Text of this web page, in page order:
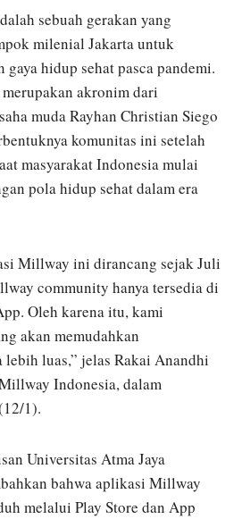
sebuah gerakan yang
milenial Jakarta untuk
hidup sehat pasca pandemi.
akronim dari
muda Rayhan Christian Siego
komunitas ini setelah
masyarakat Indonesia mulai
pola hidup sehat dalam era
Millway ini dirancang sejak Juli
community hanya tersedia di
Oleh karena itu, kami
akan memudahkan
lebih luas,” jelas Rakai Anandhi
Indonesia, dalam
1).
Universitas Atma Jaya
bahwa aplikasi Millway
melalui Play Store dan App